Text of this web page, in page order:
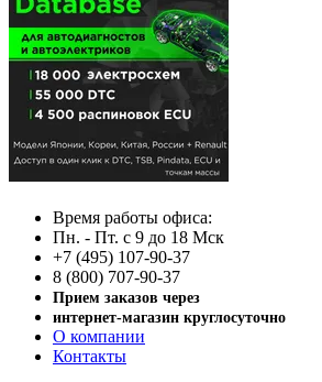
Время работы офиса:
Пн. - Пт. с 9 до 18 Мск
+7 (495) 107-90-37
8 (800) 707-90-37
Прием заказов через
интернет-магазин круглосуточно
О компании
Контакты